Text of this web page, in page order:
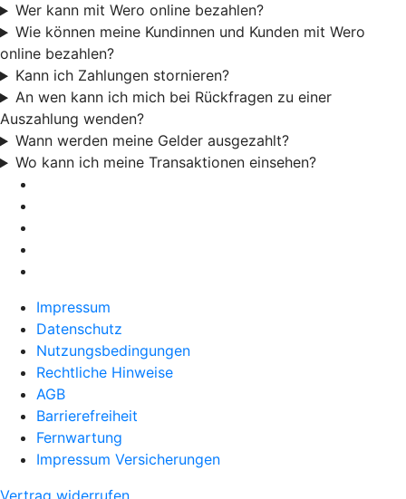
Wer kann mit Wero online bezahlen?
Wie können meine Kundinnen und Kunden mit Wero
online bezahlen?
Kann ich Zahlungen stornieren?
An wen kann ich mich bei Rückfragen zu einer
Auszahlung wenden?
Wann werden meine Gelder ausgezahlt?
Wo kann ich meine Transaktionen einsehen?
Impressum
Datenschutz
Nutzungsbedingungen
Rechtliche Hinweise
AGB
Barrierefreiheit
Fernwartung
Impressum Versicherungen